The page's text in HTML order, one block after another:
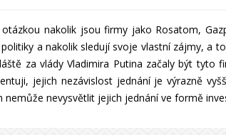
nakolik jsou firmy jako Rosatom,
a nakolik sledují svoje vlastní zájmy, a
za vlády Vladimira Putina začaly být tyto
jejich nezávislost jednání je výrazně
nemůže nevysvětlit jejich jednání ve formě